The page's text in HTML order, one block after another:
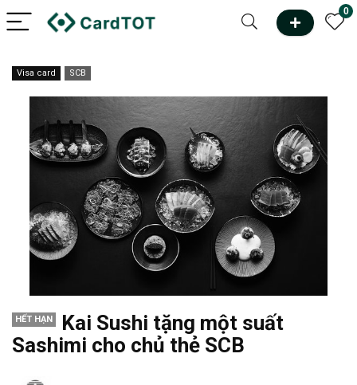
0
Visa card SCB
HẾT HẠN
Kai Sushi tặng một suất
Sashimi cho chủ thẻ SCB